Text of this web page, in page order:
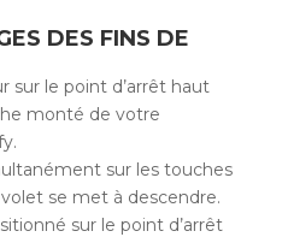
DES FINS DE
sur le point d’arrêt haut
monté de votre
sur les touches
se met à descendre.
sur le point d’arrêt